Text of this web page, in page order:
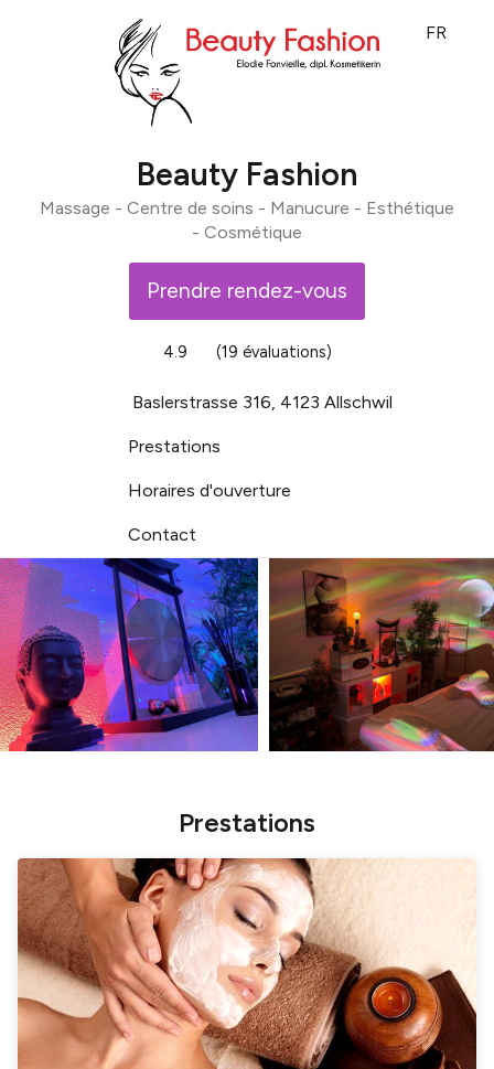
Beauty Fashion
Massage - Centre de soins - Manucure - Esthétique
- Cosmétique
Prendre rendez-vous
4.9 (19 évaluations)
Baslerstrasse 316, 4123 Allschwil
Prestations
Horaires d'ouverture
Contact
FR
Prestations